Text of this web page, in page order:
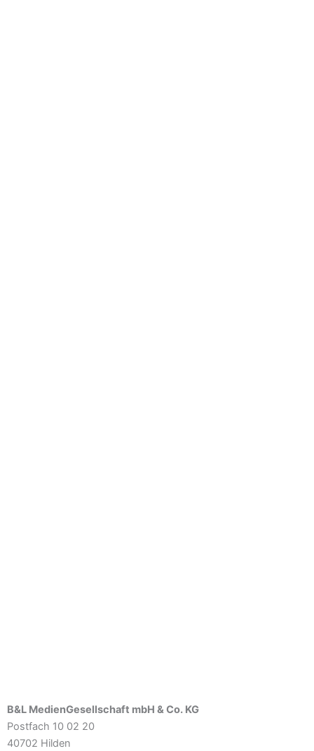
B&L MedienGesellschaft mbH & Co. KG
Postfach 10 02 20
40702 Hilden